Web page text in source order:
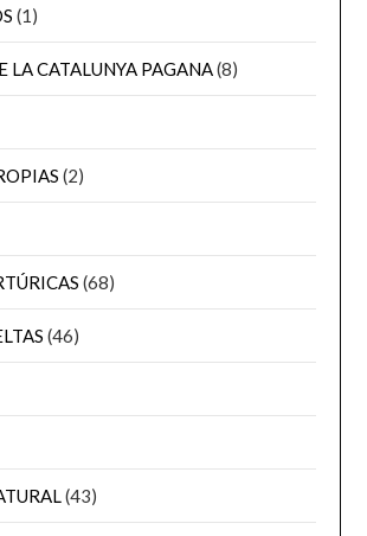
(1)
LA CATALUNYA PAGANA(8)
(2)
(68)
(46)
(43)